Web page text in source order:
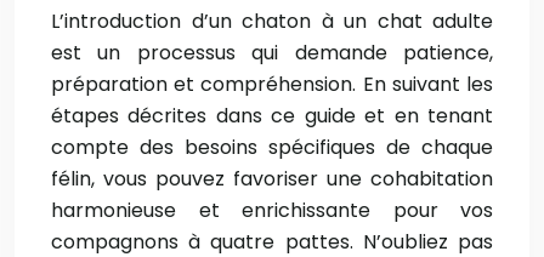
L’introduction d’un chaton à un chat adulte
est un processus qui demande patience,
préparation et compréhension. En suivant les
étapes décrites dans ce guide et en tenant
compte des besoins spécifiques de chaque
félin, vous pouvez favoriser une cohabitation
harmonieuse et enrichissante pour vos
compagnons à quatre pattes. N’oubliez pas